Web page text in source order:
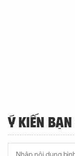
Ý KIẾN